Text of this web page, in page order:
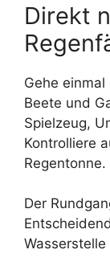
Direkt
Gehe
Beete und
Spielzeug,
Kontrolliere
Regentonne.
Der